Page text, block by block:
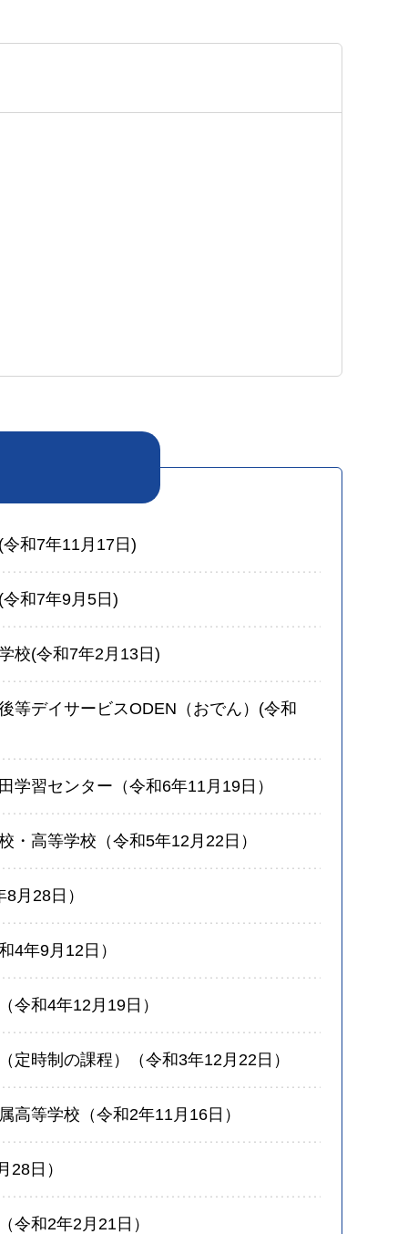
和7年11月17日)
和7年9月5日)
校(令和7年2月13日)
等デイサービスODEN（おでん）(令和
学習センター（令和6年11月19日）
・高等学校（令和5年12月22日）
月28日）
4年9月12日）
令和4年12月19日）
定時制の課程）（令和3年12月22日）
高等学校（令和2年11月16日）
28日）
令和2年2月21日）